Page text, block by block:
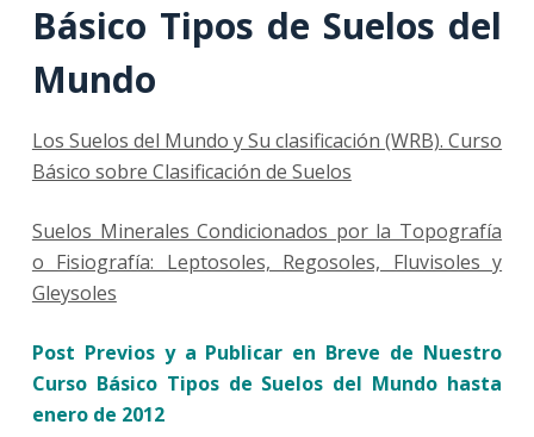
Básico Tipos de Suelos del
Mundo
Los Suelos del Mundo y Su clasificación (WRB). Curso
Básico sobre Clasificación de Suelos
Suelos Minerales Condicionados por la Topografía
o Fisiografía: Leptosoles, Regosoles, Fluvisoles y
Gleysoles
Post Previos y a Publicar en Breve de Nuestro
Curso Básico Tipos de Suelos del Mundo hasta
enero de 2012